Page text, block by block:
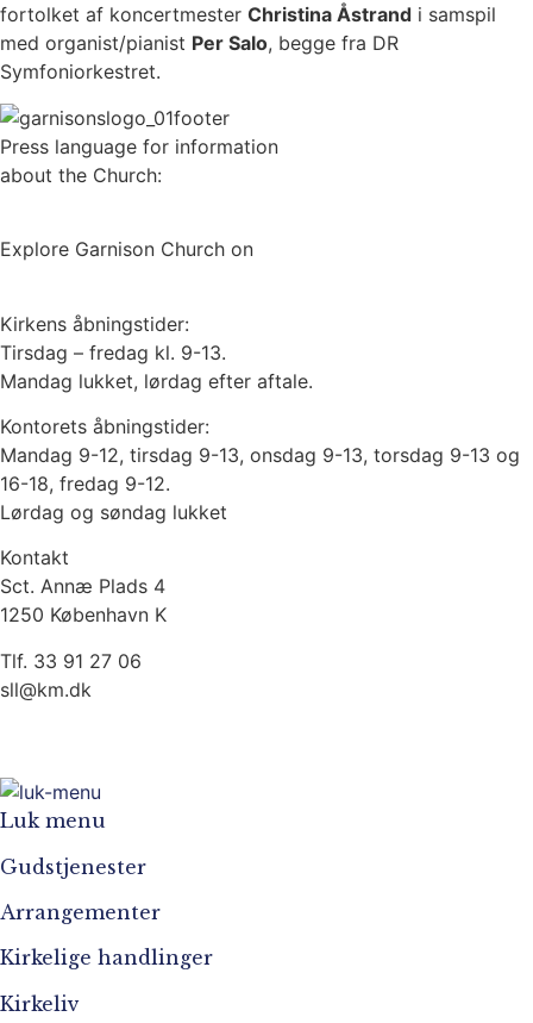
fortolket af koncertmester Christina Åstrand i samspil
med organist/pianist Per Salo, begge fra DR
Symfoniorkestret.
Press language for information
about the Church:
Explore Garnison Church on
Kirkens åbningstider:
Tirsdag – fredag kl. 9-13.
Mandag lukket, lørdag efter aftale.
Kontorets åbningstider:
Mandag 9-12, tirsdag 9-13, onsdag 9-13, torsdag 9-13 og
16-18, fredag 9-12.
Lørdag og søndag lukket
Kontakt
Sct. Annæ Plads 4
1250 København K
Tlf. 33 91 27 06
sll@km.dk
Luk menu
Gudstjenester
Arrangementer
Kirkelige handlinger
Kirkeliv